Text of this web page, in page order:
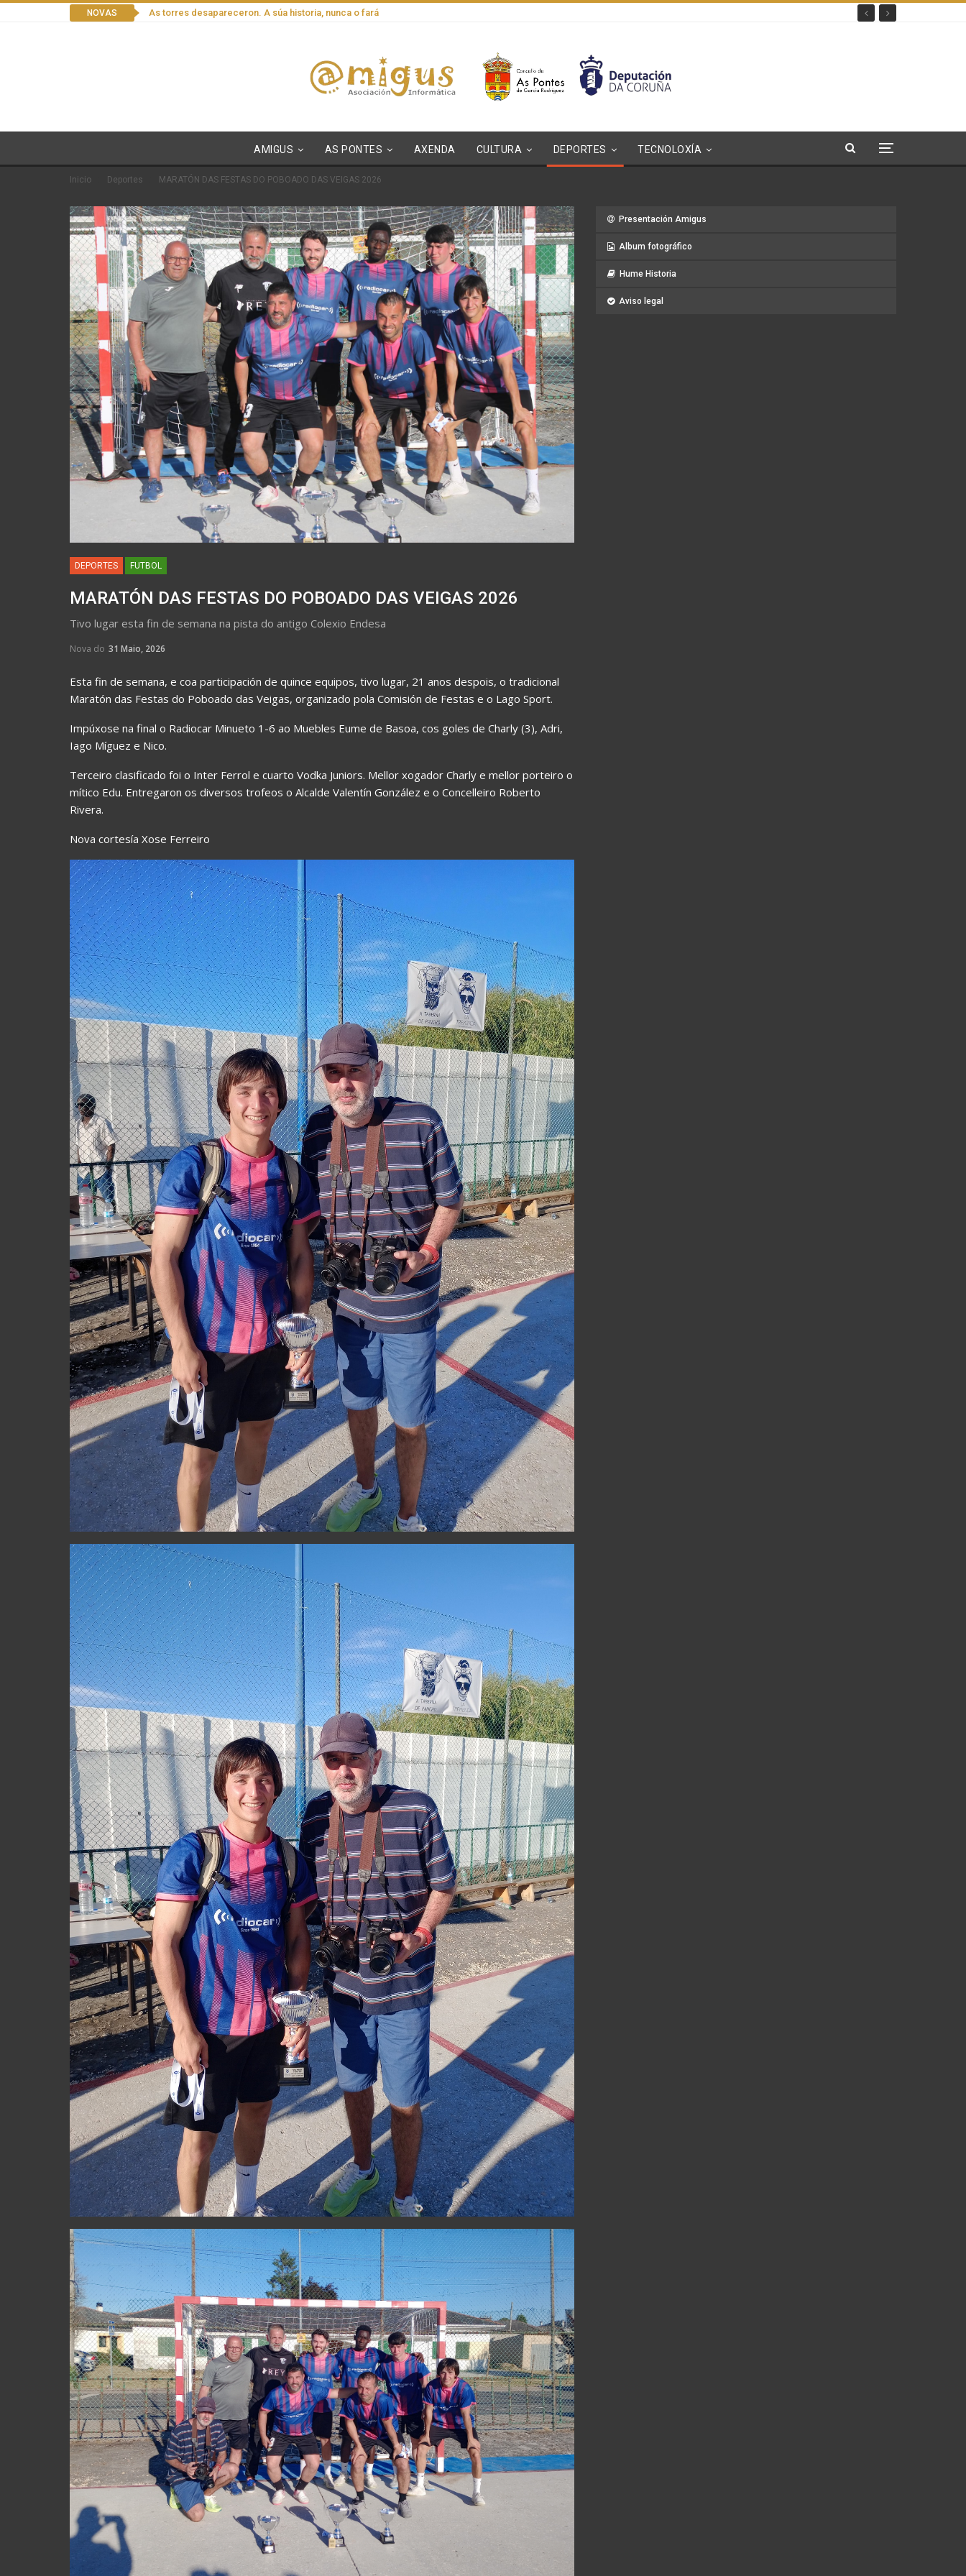
NOVAS As torres desapareceron. A súa historia, nunca o fará
AMIGUS AS PONTES AXENDA CULTURA DEPORTES TECNOLOXÍA
Inicio Deportes MARATÓN DAS FESTAS DO POBOADO DAS VEIGAS 2026
DEPORTES FUTBOL
MARATÓN DAS FESTAS DO POBOADO DAS VEIGAS 2026
Tivo lugar esta fin de semana na pista do antigo Colexio Endesa
Nova do 31 Maio, 2026
Esta fin de semana, e coa participación de quince equipos, tivo lugar, 21 anos despois, o tradicional
Maratón das Festas do Poboado das Veigas, organizado pola Comisión de Festas e o Lago Sport.
Impúxose na final o Radiocar Minueto 1-6 ao Muebles Eume de Basoa, cos goles de Charly (3), Adri,
Iago Míguez e Nico.
Terceiro clasificado foi o Inter Ferrol e cuarto Vodka Juniors. Mellor xogador Charly e mellor porteiro o
mítico Edu. Entregaron os diversos trofeos o Alcalde Valentín González e o Concelleiro Roberto
Rivera.
Nova cortesía Xose Ferreiro
Presentación Amigus
Album fotográfico
Hume Historia
Aviso legal